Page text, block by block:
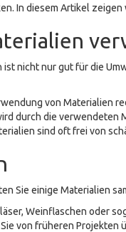
In diesem Artikel
nicht nur gut für die
von Materialien
durch die verwendeten
sind oft frei von
Sie einige Materialien
Weinflaschen oder
von früheren Projekten